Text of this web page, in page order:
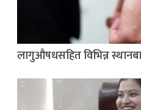
लागुऔषधसहित विभिन्न